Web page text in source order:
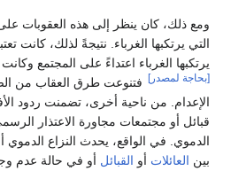
ومع ذلك، كان ينظر إلى هذه العقوبات على
التي يرتكبها الغرباء. نتيجةً لذلك، كانت
يرتكبها الغرباء اعتداءً على المجتمع
[بحاجة لمصدر] فتنوعت طرق العقاب من
الإعدام. من ناحية أخرى، تضمنت ردود
قبائل أو مجتمعات مجاورة الاعتذار
الدموي. في الواقع، يحدث النزاع الدموي
بين العائلات أو القبائل أو في حالة عدم